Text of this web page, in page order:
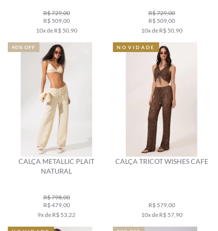
R$ 729,00
R$ 509,00
10x de R$ 50,90
R$ 729,00
R$ 509,00
10x de R$ 50,90
CALÇA METALLIC PLAIT
NATURAL
R$ 798,00
R$ 479,00
9x de R$ 53,22
40% OFF
CALÇA TRICOT WISHES CAFE
R$ 579,00
10x de R$ 57,90
NOVIDADE